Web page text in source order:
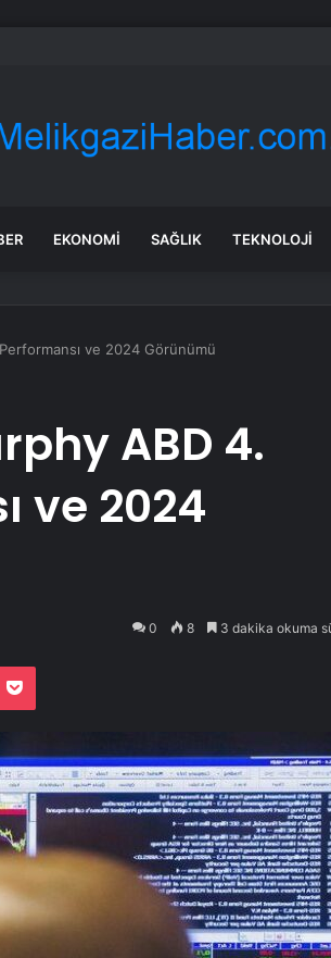
tarihi dönüşüm hamlesi resmen başladı…
EKONOMI SAĞLIK TEKNOLOJI
ve 2024 Görünümü
ABD 4.
ve 2024
0 8 3 dakika okuma
Pocket